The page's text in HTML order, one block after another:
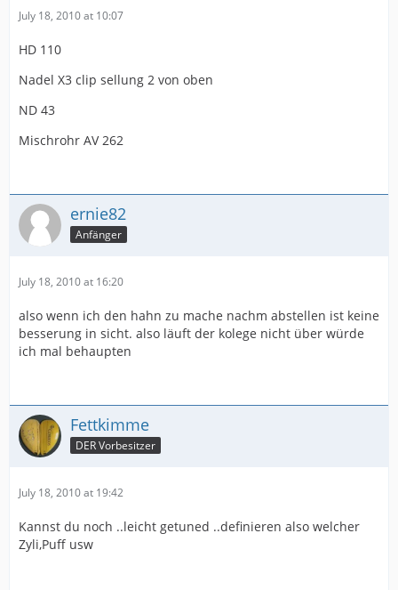
July 18, 2010 at 10:07
HD 110
Nadel X3 clip sellung 2 von oben
ND 43
Mischrohr AV 262
ernie82
Anfänger
July 18, 2010 at 16:20
also wenn ich den hahn zu mache nachm abstellen ist keine
besserung in sicht. also läuft der kolege nicht über würde
ich mal behaupten
Fettkimme
DER Vorbesitzer
July 18, 2010 at 19:42
Kannst du noch ..leicht getuned ..definieren also welcher
Zyli,Puff usw